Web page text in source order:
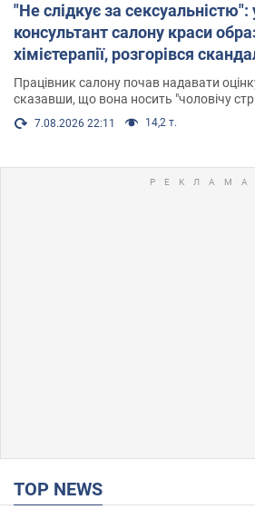
"Не слідкує за сексуальністю":
консультант салону краси
хімієтерапії, розгорівся
Працівник салону почав надавати
сказавши, що вона носить "чоловічу
7.08.2026 22:11 14,2 т.
TOP NEWS